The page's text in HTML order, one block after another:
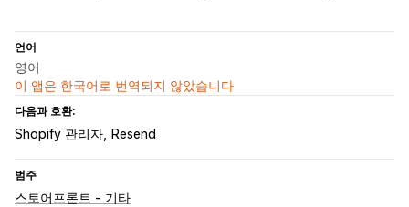
언어
영어
이 앱은 한국어로 번역되지 않았습니다
다음과 호환:
Shopify 관리자 Resend
범주
스토어프론트 - 기타